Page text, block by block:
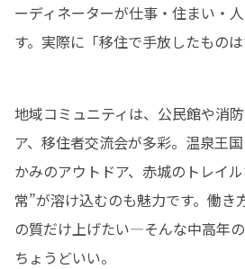
ーディネーターが仕事・住まい・
す。実際に「移住で手放したものは
地域コミュニティは、公民館や消
ア、移住者交流会が多彩。温泉王
かみのアウトドア、赤城のトレイ
常”が溶け込むのも魅力です。働き
の質だけ上げたい—そんな中高年
ちょうどいい。